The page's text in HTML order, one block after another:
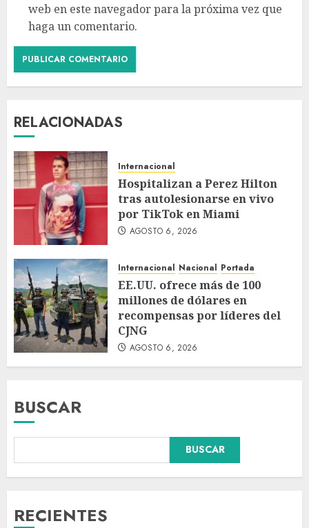
web en este navegador para la próxima vez que
haga un comentario.
RELACIONADAS
Internacional
Hospitalizan a Perez Hilton
tras autolesionarse en vivo
por TikTok en Miami
AGOSTO 6, 2026
Internacional Nacional Portada
EE.UU. ofrece más de 100
millones de dólares en
recompensas por líderes del
CJNG
AGOSTO 6, 2026
BUSCAR
BUSCAR
RECIENTES
Falla en sistema Booster de El
Carrizo deja sin agua a 147